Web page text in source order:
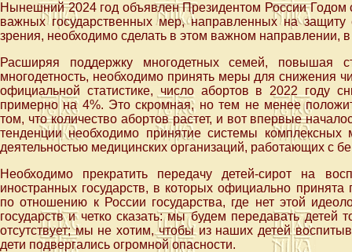
Нынешний 2024 год объявлен Президентом России
важных государственных мер, направленных на
зрения, необходимо сделать в этом важном направлении,
Расширяя поддержку многодетных семей, повышая
многодетность, необходимо принять меры для снижения
официальной статистике, число абортов в 2022 году
примерно на 4%. Это скромная, но тем не менее
том, что количество абортов растет, и вот впервые
тенденции необходимо принятие системы
деятельностью медицинских организаций, работающих с
Необходимо прекратить передачу детей-сирот на
иностранных государств, в которых официально
по отношению к России государства, где нет этой
государств и четко сказать: мы будем передавать детей
отсутствует; мы не хотим, чтобы из наших детей
дети подвергались огромной опасности.